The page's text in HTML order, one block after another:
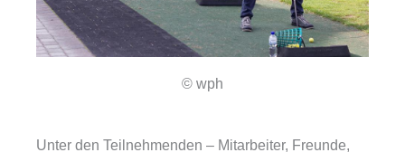
© wph
Unter den Teilnehmenden – Mitarbeiter, Freunde,